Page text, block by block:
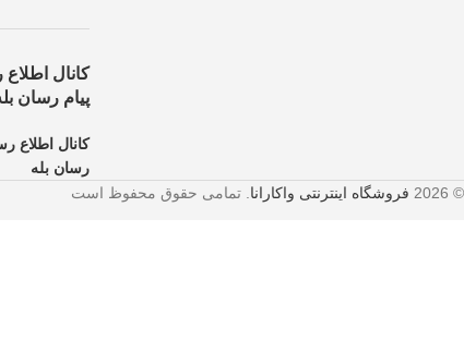
کانال اطلاع
پیام رسان
کانال اطلاع
رسان بله
© 2026 فروشگاه اینترنتی واکارانا . تمامی حقوق محفوظ است